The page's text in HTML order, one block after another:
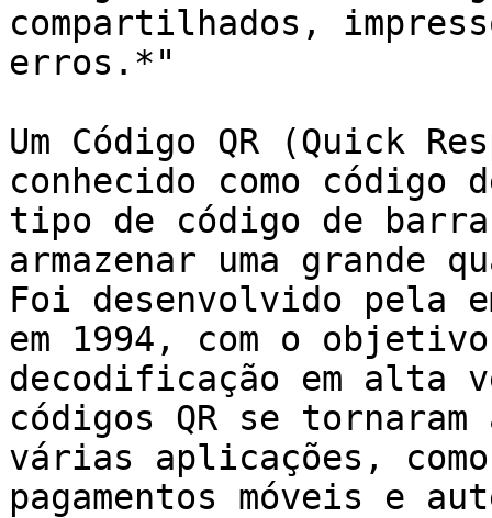
compartilhados,
erros.*"
Um Código QR (Quick
conhecido como código
tipo de código de
armazenar uma grande
Foi desenvolvido pela
em 1994, com o
decodificação em alta
códigos QR se
várias aplicações,
pagamentos móveis e